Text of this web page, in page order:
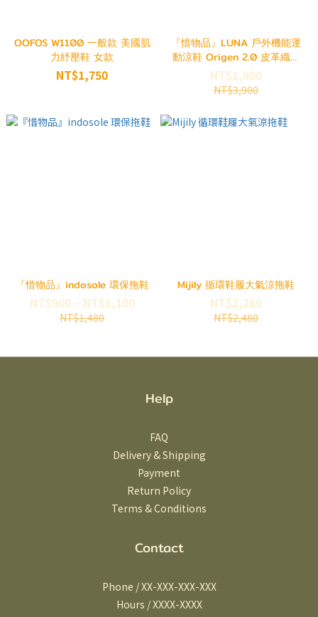
OOFOS W1100 一般款 美國肌
力紓壓鞋 女款
NT$1,750
『惜物品』LUNA 戶外機能運
動涼鞋 Origen 2.0 皮革織帶
Men's10.5/Women's 12.5
NT$1,800
NT$3,900
『惜物品』indosole 環保拖鞋
NT$900 ~ NT$1,100
NT$1,480
Mijily 循環鞋履大氣涼拖鞋
NT$2,280
NT$2,480
Help
FAQ
Delivery & Shipping
Payment
Return Policy
Terms & Conditions
Contact
Phone / XX-XXX-XXX-XXX
Hours / XXXX-XXXX